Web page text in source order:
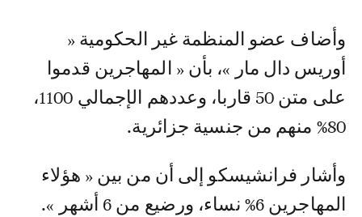
وأضاف عضو المنظمة غير الحكومية «
أوريس دال مار »، بأن « المهاجرين قدموا
على متن 50 قاربا، وعددهم الإجمالي 1100،
80% منهم من جنسية جزائرية.
وأشار فرانشيسكو إلى أن من بين « هؤلاء
المهاجرين 6% نساء، ورضيع من 6 أشهر ».